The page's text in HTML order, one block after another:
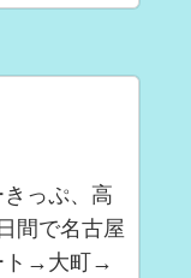
っぷ、高
間で名古屋
ト→大町→